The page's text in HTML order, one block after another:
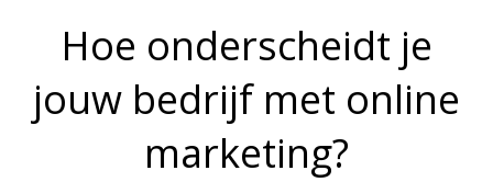
Hoe onderscheidt je
jouw bedrijf met online
marketing?